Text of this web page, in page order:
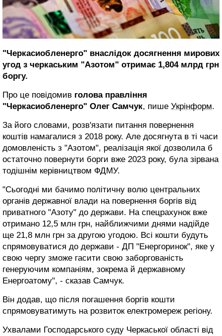
"Черкасиобленерго" внаслідок досягнення мирових
угод з черкаським "Азотом" отримає 1,804 млрд грн
боргу.
Про це повідомив голова правління
"Черкасиобленерго" Олег Самчук, пише Укрінформ.
За його словами, розв'язати питання повернення
коштів намагалися з 2018 року. Але досягнута в ті часи
домовленість з "Азотом", реалізація якої дозволила б
остаточно повернути борги вже 2023 року, була зірвана
тодішнім керівництвом ФДМУ.
"Сьогодні ми бачимо політичну волю центральних
органів державної влади на повернення боргів від
приватного "Азоту" до держави. На спецрахунок вже
отримано 12,5 млн грн, найближчими днями надійде
ще 21,8 млн грн за другою угодою. Всі кошти будуть
спрямовуватися до держави - ДП "Енергоринок", яке у
свою чергу зможе гасити свою заборгованість
генеруючим компаніям, зокрема й державному
Енергоатому", - сказав Самчук.
Він додав, що після погашення боргів кошти
спрямовуватимуть на розвиток електромереж регіону.
Ухвалами Господарського суду Черкаської області від